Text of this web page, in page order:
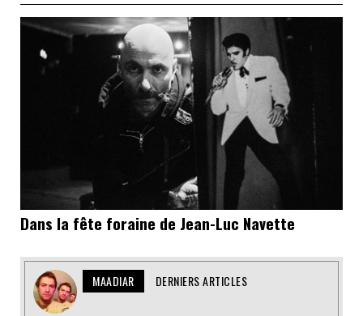
Dans la fête foraine de Jean-Luc Navette
MAADIAR DERNIERS ARTICLES